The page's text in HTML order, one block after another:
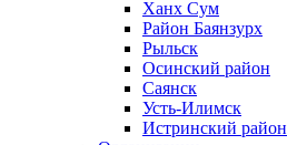
Ханх Сум
Район Баянзурх
Рыльск
Осинский район
Саянск
Усть-Илимск
Истринский район